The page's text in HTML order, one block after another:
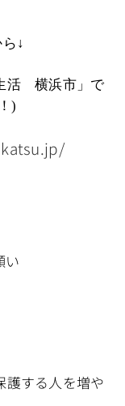
↓
活 横浜市」で
)
い
護する人を増や